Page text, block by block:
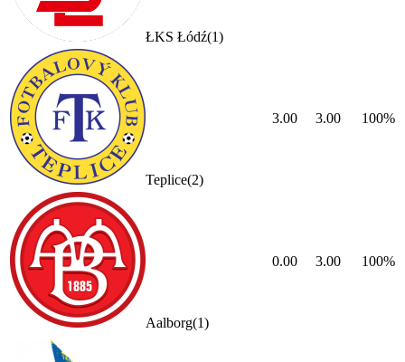
ŁKS Łódź(1)
Teplice(2)
3.00 3.00 100%
Aalborg(1)
0.00 3.00 100%